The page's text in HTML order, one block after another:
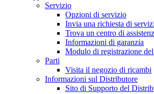
Servizio
Opzioni di servizio
Invia una richiesta di
Trova un centro di
Informazioni di garanzia
Modulo di registrazione
Parti
Visita il negozio di ricambi
Informazioni sul Distributore
Sito di Supporto del